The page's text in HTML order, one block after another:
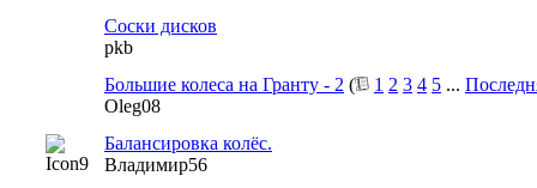
Соски дисков
pkb
Большие колеса на Гранту - 2 ( 1 2 3 4 5 ...
Oleg08
Балансировка колёс.
Владимир56